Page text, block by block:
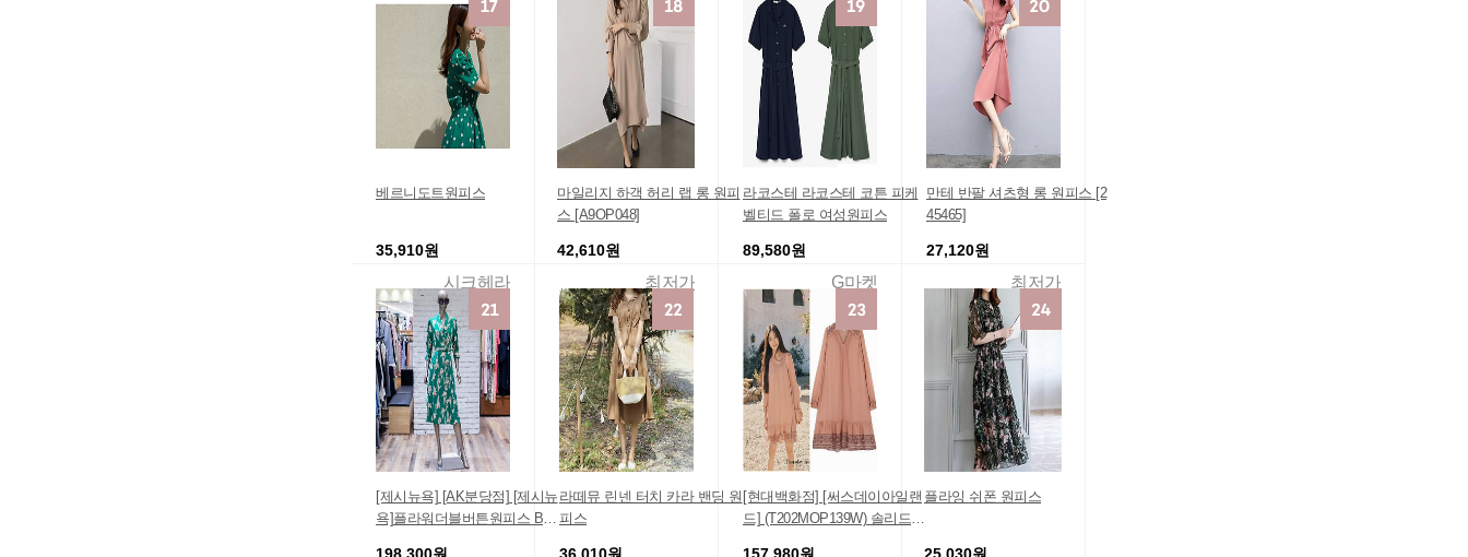
베르니도트원피스
35,910원
시크헤라
마일리지 하객 허리 랩 롱 원피
스 [A9OP048]
42,610원
최저가
라코스테 라코스테 코튼 피케
벨티드 폴로 여성원피스
89,580원
G마켓
만테 반팔 셔츠형 롱 원피스 [2
45465]
27,120원
최저가
[제시뉴욕] [AK분당점] [제시뉴
욕]플라워더블버튼원피스 BA
라떼뮤 린넨 터치 카라 밴딩 원
피스
[현대백화점] [써스데이아일랜
드] (T202MOP139W) 솔리드
플라잉 쉬폰 원피스